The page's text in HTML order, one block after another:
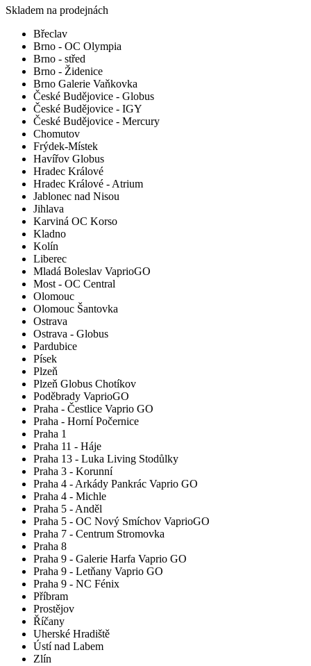
Skladem na prodejnách
Břeclav
Brno - OC Olympia
Brno - střed
Brno - Židenice
Brno Galerie Vaňkovka
České Budějovice - Globus
České Budějovice - IGY
České Budějovice - Mercury
Chomutov
Frýdek-Místek
Havířov Globus
Hradec Králové
Hradec Králové - Atrium
Jablonec nad Nisou
Jihlava
Karviná OC Korso
Kladno
Kolín
Liberec
Mladá Boleslav VaprioGO
Most - OC Central
Olomouc
Olomouc Šantovka
Ostrava
Ostrava - Globus
Pardubice
Písek
Plzeň
Plzeň Globus Chotíkov
Poděbrady VaprioGO
Praha - Čestlice Vaprio GO
Praha - Horní Počernice
Praha 1
Praha 11 - Háje
Praha 13 - Luka Living Stodůlky
Praha 3 - Korunní
Praha 4 - Arkády Pankrác Vaprio GO
Praha 4 - Michle
Praha 5 - Anděl
Praha 5 - OC Nový Smíchov VaprioGO
Praha 7 - Centrum Stromovka
Praha 8
Praha 9 - Galerie Harfa Vaprio GO
Praha 9 - Letňany Vaprio GO
Praha 9 - NC Fénix
Příbram
Prostějov
Říčany
Uherské Hradiště
Ústí nad Labem
Zlín